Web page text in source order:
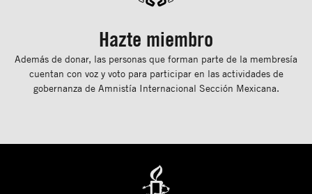
Hazte miembro
Además de donar, las personas que forman parte de la membresía
cuentan con voz y voto para participar en las actividades de
gobernanza de Amnistía Internacional Sección Mexicana.